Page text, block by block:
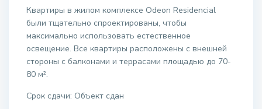
Квартиры в жилом комплексе Odeon Residencial
были тщательно спроектированы, чтобы
максимально использовать естественное
освещение. Все квартиры расположены с внешней
стороны с балконами и террасами площадью до 70-
80 м².
Срок сдачи: Объект сдан